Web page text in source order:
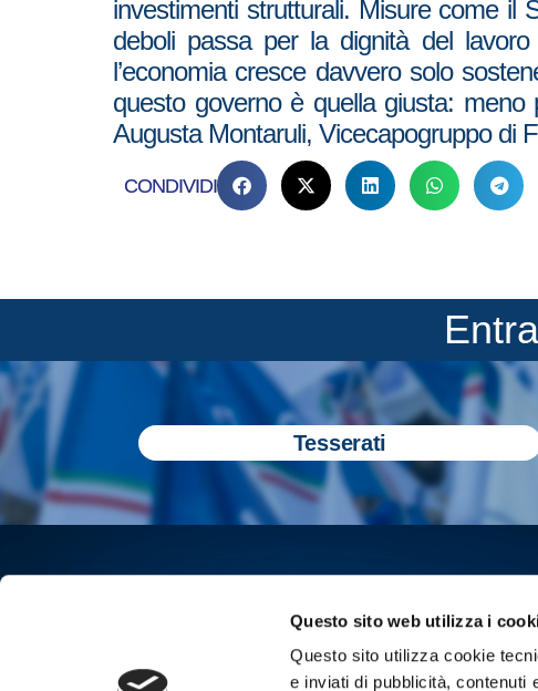
Questo sito web utilizza i
Questo sito utilizza cookie
e inviati di pubblicità,
investimenti strutturali. Misure come il
deboli passa per la dignità del
l’economia cresce davvero solo
questo governo è quella giusta: meno
Augusta Montaruli, Vicecapogruppo di
CONDIVIDI
Tesserati